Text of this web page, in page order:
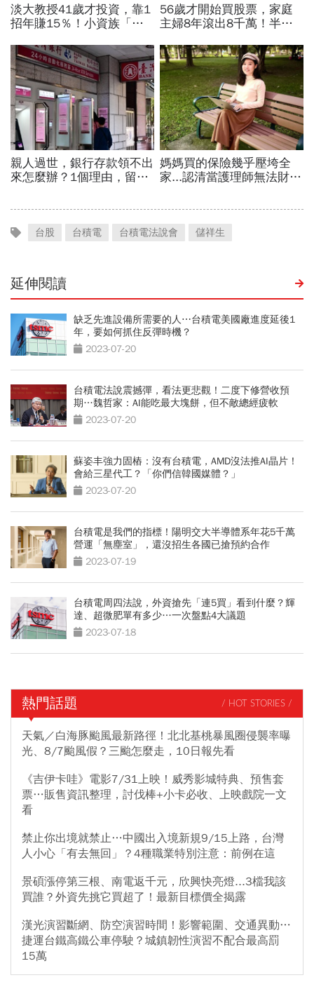
台股 台積電 台積電法說會 儲祥生
延伸閱讀
缺乏先進設備所需要的人⋯台積電美國廠進度延後1
年，要如何抓住反彈時機？
2023-07-20
台積電法說震撼彈，看法更悲觀！二度下修營收預
期…魏哲家：AI能吃最大塊餅，但不敵總經疲軟
2023-07-20
蘇姿丰強力固樁：沒有台積電，AMD沒法推AI晶片！
會給三星代工？「你們信韓國媒體？」
2023-07-20
台積電是我們的指標！陽明交大半導體系年花5千萬
營運「無塵室」，還沒招生各國已搶預約合作
2023-07-19
台積電周四法說，外資搶先「連5買」看到什麼？輝
達、超微肥單有多少…一次盤點4大議題
2023-07-18
熱門話題 / HOT STORIES /
天氣／白海豚颱風最新路徑！北北基桃暴風圈侵襲率曝
光、8/7颱風假？三颱怎麼走，10日報先看
《吉伊卡哇》電影7/31上映！威秀影城特典、預售套
票…販售資訊整理，討伐棒+小卡必收、上映戲院一文
看
禁止你出境就禁止…中國出入境新規9/15上路，台灣
人小心「有去無回」？4種職業特別注意：前例在這
景碩漲停第三根、南電返千元，欣興快亮燈...3檔我該
買誰？外資先挑它買超了！最新目標價全揭露
漢光演習斷網、防空演習時間！影響範圍、交通異動…
捷運台鐵高鐵公車停駛？城鎮韌性演習不配合最高罰
15萬